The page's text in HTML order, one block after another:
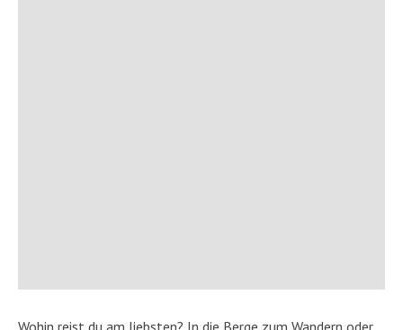
Wohin reist du am liebsten? In die Berge zum Wandern oder